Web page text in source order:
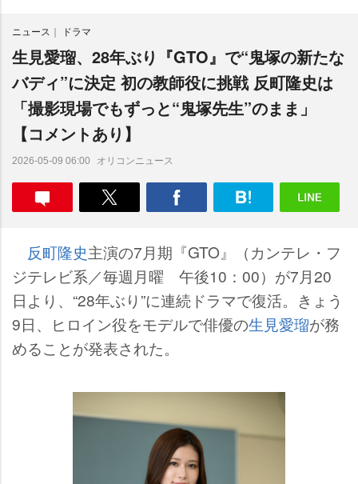
e
ニュース ドラマ
生見愛瑠、28年ぶり『GTO』で“鬼塚の新たな
バディ”に決定 初の教師役に挑戦 反町隆史は
「撮影現場でもずっと“鬼塚先生”のまま」
【コメントあり】
2026-05-09 06:00 オリコンニュース
反町隆史主演の7月期『GTO』（カンテレ・フ
ジテレビ系／毎週月曜 午後10：00）が7月20
日より、“28年ぶり”に連続ドラマで復活。きょう
9日、ヒロイン役をモデルで俳優の生見愛瑠が務
めることが発表された。